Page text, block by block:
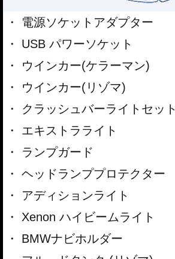
電源ソケットアダプター
USB パワーソケット
ウインカー(ケラーマン)
ウインカー(リゾマ)
クラッシュバーライトセット
エキストラライト
ランプガード
ヘッドランププロテクター
アディションライト
Xenon ハイビームライト
BMWナビホルダー